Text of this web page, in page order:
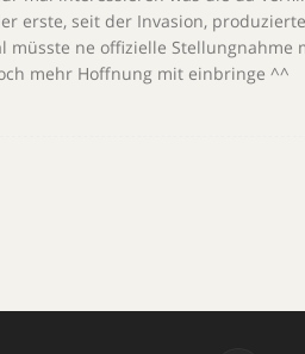
erste, seit der Invasion,
müsste ne offizielle Stellungnahme
mehr Hoffnung mit einbringe ^^